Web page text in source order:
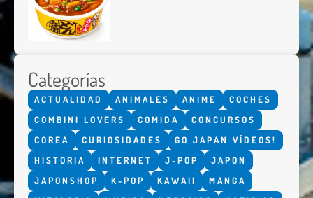
Categorías
ACTUALIDAD ANIMALES ANIME
COCHES
COMBINI LOVERS
COMIDA
CONCURSOS
COREA
CURIOSIDADES
GO JAPAN VÍDEOS!
HISTORIA
INTERNET J-POP
JAPON
JAPONSHOP
K-POP KAWAII
MANGA